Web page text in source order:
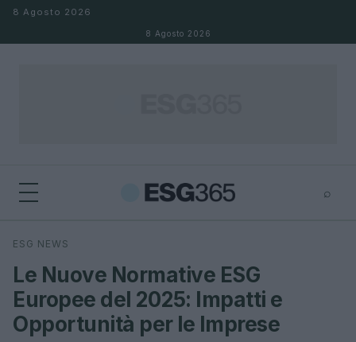
Salta al contenuto
8 Agosto 2026
8 Agosto 2026
⌕
Cerca
ESG NEWS
Le Nuove Normative ESG
Europee del 2025: Impatti e
Opportunità per le Imprese